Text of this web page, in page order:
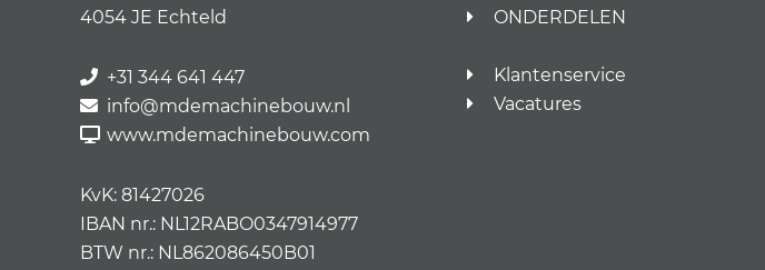
4054 JE Echteld
+31 344 641 447
info@mdemachinebouw.nl
www.mdemachinebouw.com
KvK: 81427026
IBAN nr.: NL12RABO0347914977
BTW nr.: NL862086450B01
ONDERDELEN
Klantenservice
Vacatures